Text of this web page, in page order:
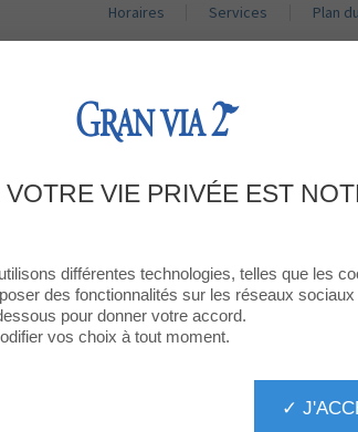
Horaires Services Plan
VIVAGYM TOUT SPORT
Vivagym
VIE PRIVÉE EST
différentes technologies, telles que les
des fonctionnalités sur les réseaux
pour donner votre accord.
vos choix à tout moment.
✓